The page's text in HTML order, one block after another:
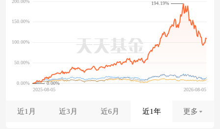
0.00%
194.19%
近1月 近3月 近6月 近1年 更多